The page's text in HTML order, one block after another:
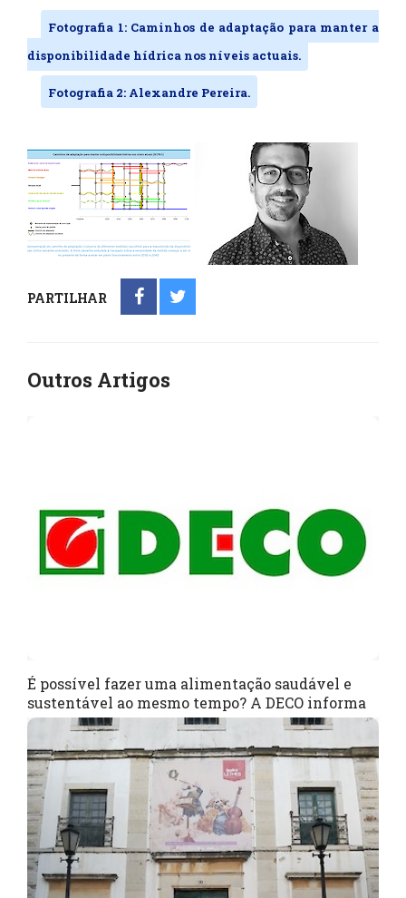
Fotografia 1: Caminhos de adaptação para manter a
disponibilidade hídrica nos níveis actuais.
Fotografia 2: Alexandre Pereira.
PARTILHAR
Outros Artigos
É possível fazer uma alimentação saudável e
sustentável ao mesmo tempo? A DECO informa